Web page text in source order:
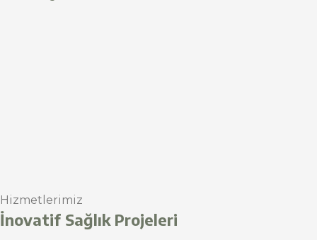
Hizmetlerimiz
İnovatif Sağlık Projeleri